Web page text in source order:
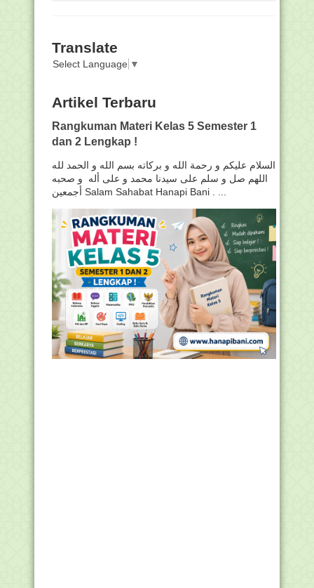
Translate
Select Language ▼
Artikel Terbaru
Rangkuman Materi Kelas 5 Semester 1
dan 2 Lengkap !
السلام عليكم و رحمة الله و بركاته بسم الله و الحمد لله
اللهم صل و سلم على سيدنا محمد و على أله و صحبه
أجمعين Salam Sahabat Hanapi Bani . ...